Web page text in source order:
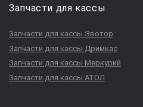
Запчасти для кассы
Запчасти для кассы Эвотор
Запчасти для кассы Дримкас
Запчасти для кассы Меркурий
Запчасти для кассы АТОЛ